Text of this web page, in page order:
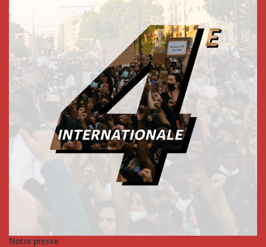
Notre presse